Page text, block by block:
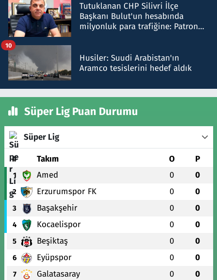
Tutuklanan CHP Silivri İlçe
Başkanı Bulut'un hesabında
milyonluk para trafiğine: Patron
Husiler: Suudi Arabistan'ın
Aramco tesislerini hedef aldık
10
Süper Lig Puan Durumu
Süper Lig
# Takım O P
1 Amed 0 0
2 Erzurumspor FK 0 0
3 Başakşehir 0 0
4 Kocaelispor 0 0
5 Beşiktaş 0 0
6 Eyüpspor 0 0
7 Galatasaray 0 0